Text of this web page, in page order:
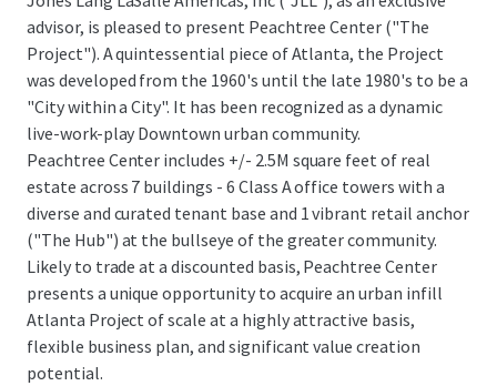
advisor, is pleased to present Peachtree Center ("The
Project"). A quintessential piece of Atlanta, the Project
was developed from the 1960's until the late 1980's to be a
"City within a City". It has been recognized as a dynamic
live-work-play Downtown urban community.
Peachtree Center includes +/- 2.5M square feet of real
estate across 7 buildings - 6 Class A office towers with a
diverse and curated tenant base and 1 vibrant retail anchor
("The Hub") at the bullseye of the greater community.
Likely to trade at a discounted basis, Peachtree Center
presents a unique opportunity to acquire an urban infill
Atlanta Project of scale at a highly attractive basis,
flexible business plan, and significant value creation
potential.